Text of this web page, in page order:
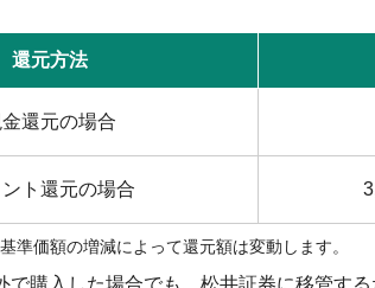
還元方法
還元の場合
ト還元の場合
準価額の増減によって還元額は変動します。
で購入した場合でも、松井証券に移管する